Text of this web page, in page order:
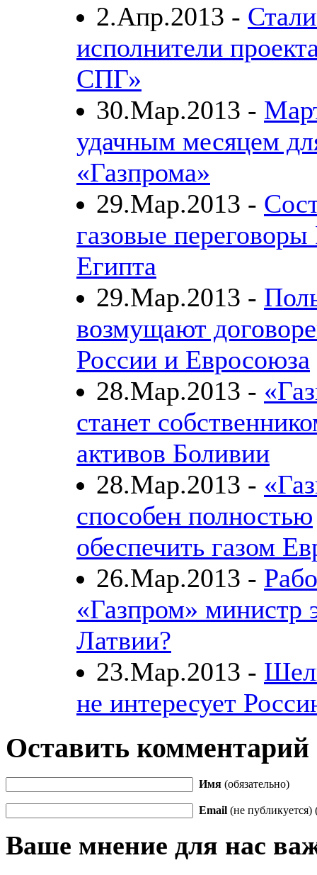
2.Апр.2013 -
исполнители
СПГ»
30.Мар.2013 -
удачным месяцем
«Газпрома»
29.Мар.2013 -
газовые
Египта
29.Мар.2013 -
возмущают
России и Евросоюза
28.Мар.2013 -
станет
активов Боливии
28.Мар.2013 -
способен полностью
обеспечить газом
26.Мар.2013 -
«Газпром» министр
Латвии?
23.Мар.2013 -
не интересует
Оставить комментарий
Имя (обязательно)
Email (не публикуется)
Ваше мнение для нас